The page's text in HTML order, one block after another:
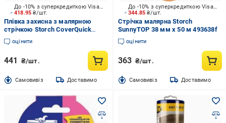
418.95₴/шт.
До -10% з суперкредиткою Visa Вигода
Плівка захисна з малярною
стрічкою Storch CoverQuick
EasyTOP 1400 мм x 33 м 486750
оцінити
441 ₴/шт.
Cамовивіз Доставимо
344.85₴/шт.
До -10% з суперкредиткою Visa Вигода
Стрічка малярна Storch
SunnyTOP 38 мм x 50 м 493638f
оцінити
363 ₴/шт.
Cамовивіз Доставимо